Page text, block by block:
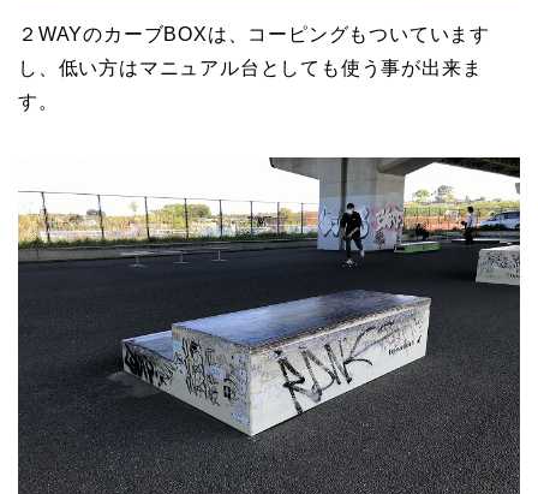
２WAYのカーブBOXは、コーピングもついています
し、低い方はマニュアル台としても使う事が出来ま
す。